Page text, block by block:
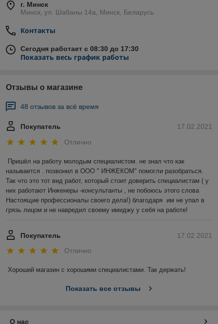
г. Минск
Минск, ул. Шабаны 14а, Минск, Беларусь
Контакты
Сегодня работает с 08:30 до 17:30
Показать весь график работы
Отзывы о магазине
48 отзывов за всё время
17.02.2021
Покупатель
Отлично
Пришёл на работу молодым специалистом. не знал что как
называется . позвонил в ООО " ИНЖЕКОМ" помогли разобраться.
Так что это тот вид работ, который стоит доверить специалистам ( у
них работают Инженеры -консультанты , не побоюсь этого слова
Настоящие профессионалы своего дела!) благодаря  им не упал в
грязь лицом и не навредил своему имиджу у себя на работе!
17.02.2021
Покупатель
Отлично
Хороший магазин с хорошими специалистами. Так держать!
Показать все отзывы
О нас